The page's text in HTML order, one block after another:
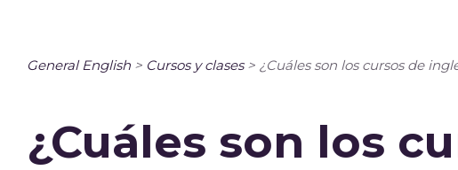
General English > Cursos y clases> ¿Cuáles son los cursos de
¿Cuáles son los